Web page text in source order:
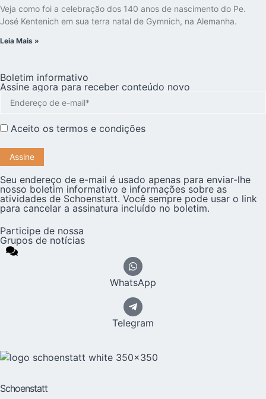
Veja como foi a celebração dos 140 anos de nascimento do Pe.
José Kentenich em sua terra natal de Gymnich, na Alemanha.
Leia Mais »
Boletim informativo
Assine agora para receber conteúdo novo
Aceito os termos e condições
Seu endereço de e-mail é usado apenas para enviar-lhe
nosso boletim informativo e informações sobre as
atividades de Schoenstatt. Você sempre pode usar o link
para cancelar a assinatura incluído no boletim.
Participe de nossa
Grupos de notícias
WhatsApp
Telegram
Schoenstatt